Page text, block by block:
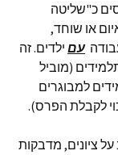
בפרסים כ"שליטה
או שוחד,
עם ילדים. זה
(מוביל
למבוגרים
לקבלת הפרס).
ציונים, מדבקות